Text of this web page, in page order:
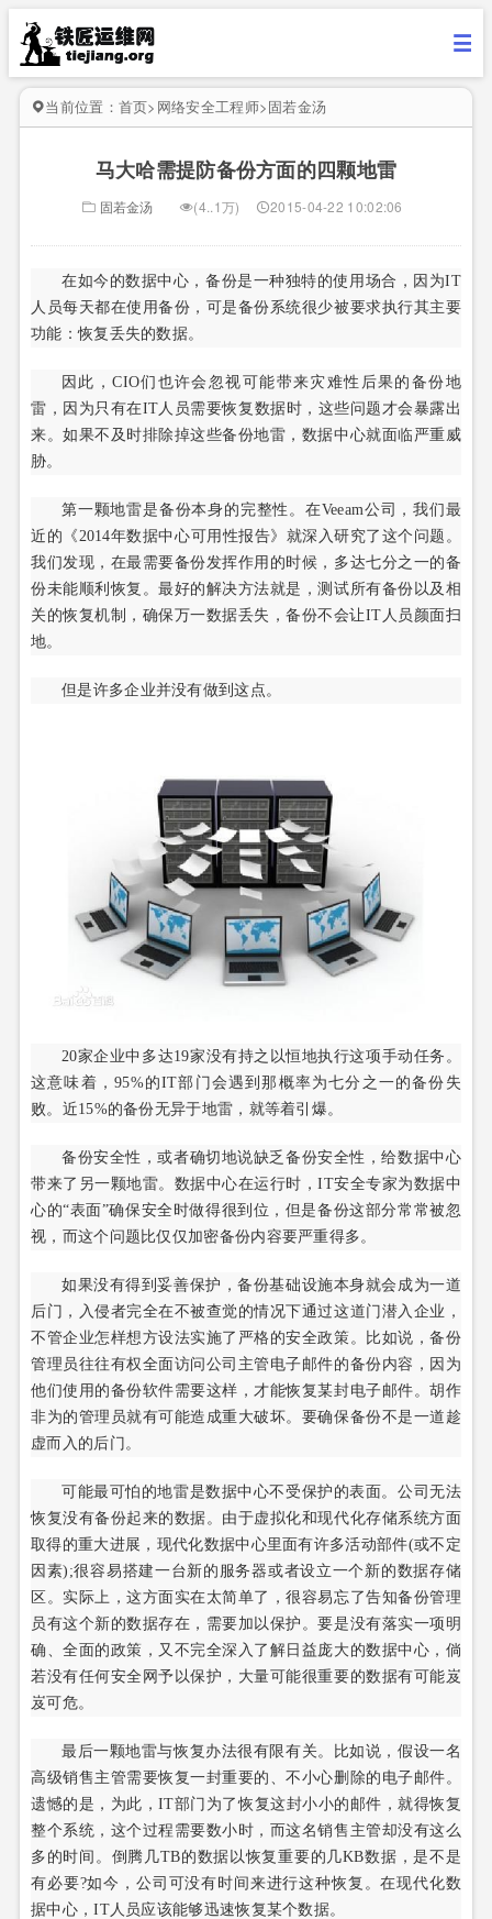
当前位置： 首页> 网络安全工程师>固若金汤
马大哈需提防备份方面的四颗地雷
固若金汤 (4..1万) 2015-04-22 10:02:06
在如今的数据中心，备份是一种独特的使用场合，因为IT
人员每天都在使用备份，可是备份系统很少被要求执行其主要
功能：恢复丢失的数据。
因此，CIO们也许会忽视可能带来灾难性后果的备份地
雷，因为只有在IT人员需要恢复数据时，这些问题才会暴露出
来。如果不及时排除掉这些备份地雷，数据中心就面临严重威
胁。
第一颗地雷是备份本身的完整性。在Veeam公司，我们最
近的《2014年数据中心可用性报告》就深入研究了这个问题。
我们发现，在最需要备份发挥作用的时候，多达七分之一的备
份未能顺利恢复。最好的解决方法就是，测试所有备份以及相
关的恢复机制，确保万一数据丢失，备份不会让IT人员颜面扫
地。
但是许多企业并没有做到这点。
20家企业中多达19家没有持之以恒地执行这项手动任务。
这意味着，95%的IT部门会遇到那概率为七分之一的备份失
败。近15%的备份无异于地雷，就等着引爆。
备份安全性，或者确切地说缺乏备份安全性，给数据中心
带来了另一颗地雷。数据中心在运行时，IT安全专家为数据中
心的“表面”确保安全时做得很到位，但是备份这部分常常被忽
视，而这个问题比仅仅加密备份内容要严重得多。
如果没有得到妥善保护，备份基础设施本身就会成为一道
后门，入侵者完全在不被查觉的情况下通过这道门潜入企业，
不管企业怎样想方设法实施了严格的安全政策。比如说，备份
管理员往往有权全面访问公司主管电子邮件的备份内容，因为
他们使用的备份软件需要这样，才能恢复某封电子邮件。胡作
非为的管理员就有可能造成重大破坏。要确保备份不是一道趁
虚而入的后门。
可能最可怕的地雷是数据中心不受保护的表面。公司无法
恢复没有备份起来的数据。由于虚拟化和现代化存储系统方面
取得的重大进展，现代化数据中心里面有许多活动部件(或不定
因素);很容易搭建一台新的服务器或者设立一个新的数据存储
区。实际上，这方面实在太简单了，很容易忘了告知备份管理
员有这个新的数据存在，需要加以保护。要是没有落实一项明
确、全面的政策，又不完全深入了解日益庞大的数据中心，倘
若没有任何安全网予以保护，大量可能很重要的数据有可能岌
岌可危。
最后一颗地雷与恢复办法很有限有关。比如说，假设一名
高级销售主管需要恢复一封重要的、不小心删除的电子邮件。
遗憾的是，为此，IT部门为了恢复这封小小的邮件，就得恢复
整个系统，这个过程需要数小时，而这名销售主管却没有这么
多的时间。倒腾几TB的数据以恢复重要的几KB数据，是不是
有必要?如今，公司可没有时间来进行这种恢复。在现代化数
据中心，IT人员应该能够迅速恢复某个数据。